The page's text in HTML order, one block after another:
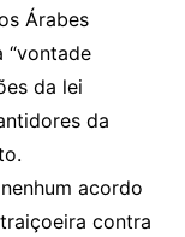
Árabes
“vontade
da lei
da
acordo
contra